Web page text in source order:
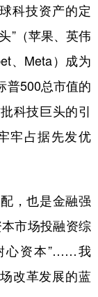
科技资产的定
”（苹果、英伟
、Meta）成为
普500总市值的
科技巨头的引
牢占据先发优
，也是金融强
市场投融资综
心资本”……我
改革发展的蓝